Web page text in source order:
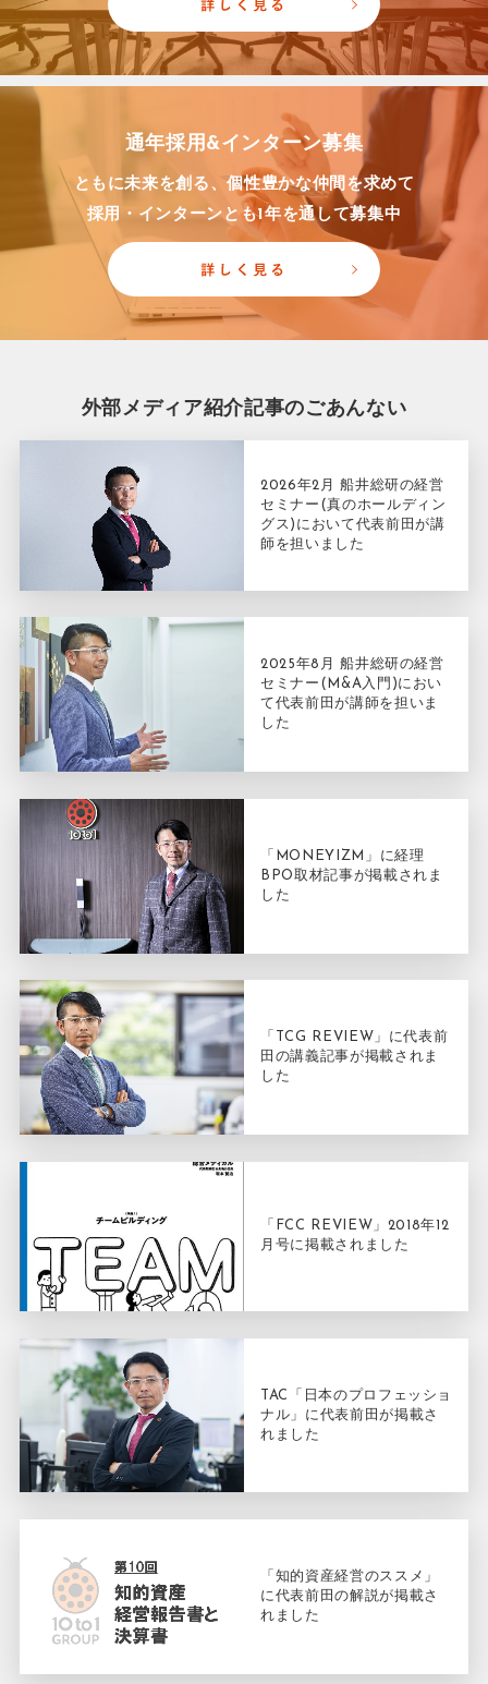
そんな仲間とともに、組織として「最良の一手」を打ち続けること
を想い描いています。
テントゥーワングループ 代表社員・前田直樹
通年採用&インターン募集
ともに未来を創る、個性豊かな仲間を求めて
採用・インターンとも1年を通して募集中
外部メディア紹介記事のごあんない
2026年2月 船井総研の経営
セミナー(真のホールディン
グス)において代表前田が講
師を担いました
2025年8月 船井総研の経営
セミナー(M&A入門)におい
て代表前田が講師を担いま
した
「MONEYIZM」に経理
BPO取材記事が掲載されま
した
「TCG REVIEW」に代表前
田の講義記事が掲載されま
した
「FCC REVIEW」2018年12
月号に掲載されました
TAC「日本のプロフェッショ
ナル」に代表前田が掲載さ
れました
「知的資産経営のススメ」
に代表前田の解説が掲載さ
れました